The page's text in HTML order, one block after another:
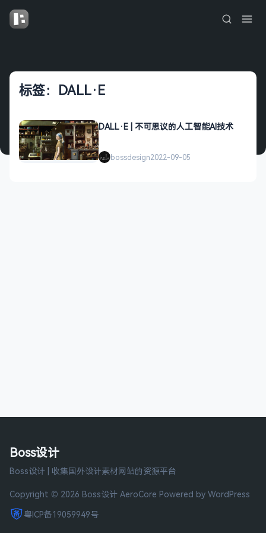
标签：DALL·E
DALL·E | 不可思议的人工智能AI技术
bossdesign2022-09-05
Boss设计
Boss设计 | 收集国外设计素材网站的资源平台
Copyright © 2026 Boss设计 AeroCore Powered by WordPress
粤ICP备19059949号